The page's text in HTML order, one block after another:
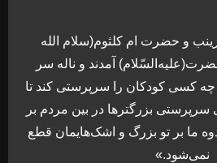
و حضرت ام کلثوم(سلام الله
آمدند و ناله سر
چه کسی کودکان را سرپرستی کند تا
بزرگترها در بین مردم بر
ما بر تو بزرگ و اشک‌هایمان قطع
نمی‌شود.»